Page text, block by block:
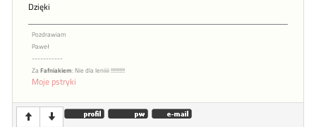
Dzięki
Pozdrawiam
Paweł
-----------
Za Fafniakiem: Nie dla leniiii !!!!!!!!!!
Moje pstryki